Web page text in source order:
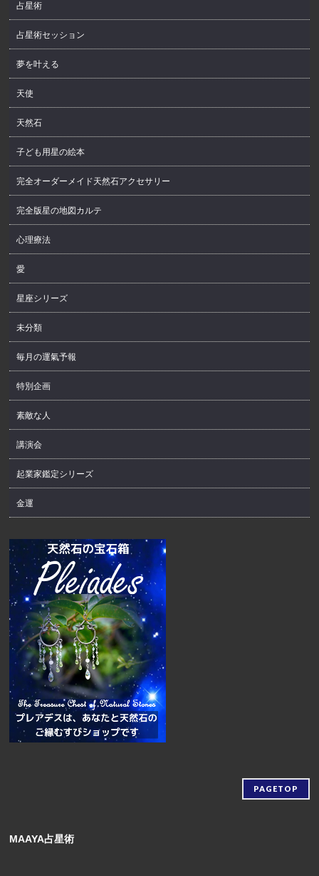
占星術
占星術セッション
夢を叶える
天使
天然石
子ども用星の絵本
完全オーダーメイド天然石アクセサリー
完全版星の地図カルテ
心理療法
愛
星座シリーズ
未分類
毎月の運氣予報
特別企画
素敵な人
講演会
起業家鑑定シリーズ
金運
PAGETOP
MAAYA占星術